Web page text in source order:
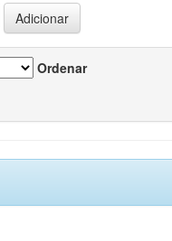
Ordenar